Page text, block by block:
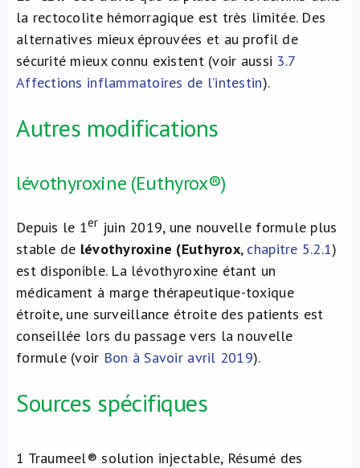
la rectocolite hémorragique est très limitée. Des
alternatives mieux éprouvées et au profil de
sécurité mieux connu existent (voir aussi 3.7
Affections inflammatoires de l’intestin).
Autres modifications
lévothyroxine (Euthyrox®)
Depuis le 1er juin 2019, une nouvelle formule plus
stable de lévothyroxine (Euthyrox, chapitre 5.2.1)
est disponible. La lévothyroxine étant un
médicament à marge thérapeutique-toxique
étroite, une surveillance étroite des patients est
conseillée lors du passage vers la nouvelle
formule (voir Bon à Savoir avril 2019).
Sources spécifiques
1 Traumeel® solution injectable, Résumé des